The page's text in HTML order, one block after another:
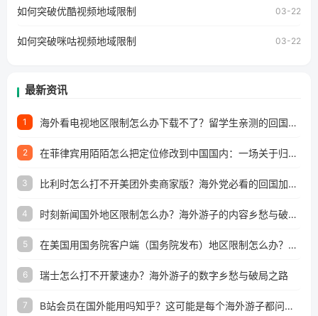
工作、留学、定居等，都可以使用，不再因地区和版权限制
所困扰。
如何突破优酷视频地域限制 03-22
如何突破咪咕视频地域限制 03-22
最新资讯
1 海外看电视地区限制怎么办下载不了？留学生亲测的回国加速方案（附2026世界杯观赛技巧）
2 在菲律宾用陌陌怎么把定位修改到中国国内：一场关于归属感与连接的探索
3 比利时怎么打不开美团外卖商家版？海外党必看的回国加速全攻略
4 时刻新闻国外地区限制怎么办？海外游子的内容乡愁与破局之路
5 在美国用国务院客户端（国务院发布）地区限制怎么办？3步解决海外看国内内容难题
6 瑞士怎么打不开蒙速办？海外游子的数字乡愁与破局之路
7 B站会员在国外能用吗知乎？这可能是每个海外游子都问过的问题